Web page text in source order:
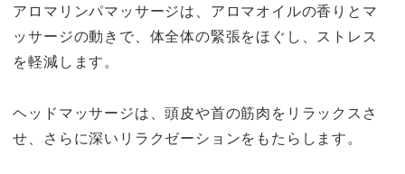
アロマリンパマッサージは、アロマオイルの香りとマ
ッサージの動きで、体全体の緊張をほぐし、ストレス
を軽減します。
ヘッドマッサージは、頭皮や首の筋肉をリラックスさ
せ、さらに深いリラクゼーションをもたらします。